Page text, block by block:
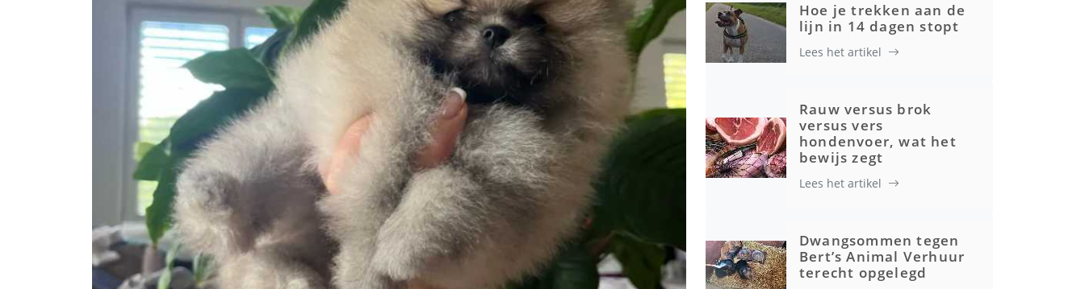
Hoe je trekken aan de
lijn in 14 dagen stopt
Lees het artikel
Rauw versus brok
versus vers
hondenvoer, wat het
bewijs zegt
Lees het artikel
Dwangsommen tegen
Bert’s Animal Verhuur
terecht opgelegd